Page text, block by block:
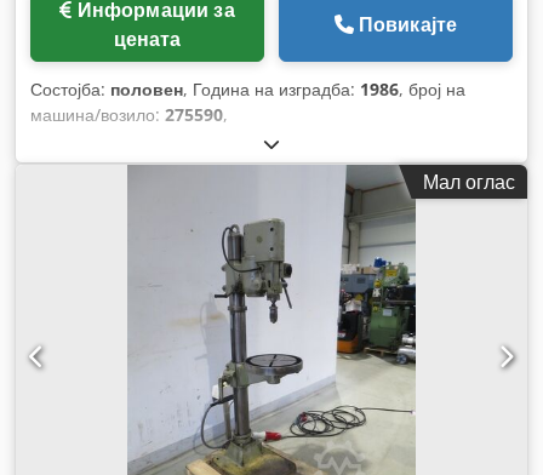
цената
Повикајте
Состојба: половен, Година на изградба: 1986, број на
машина/возило: 275590,
Мал оглас